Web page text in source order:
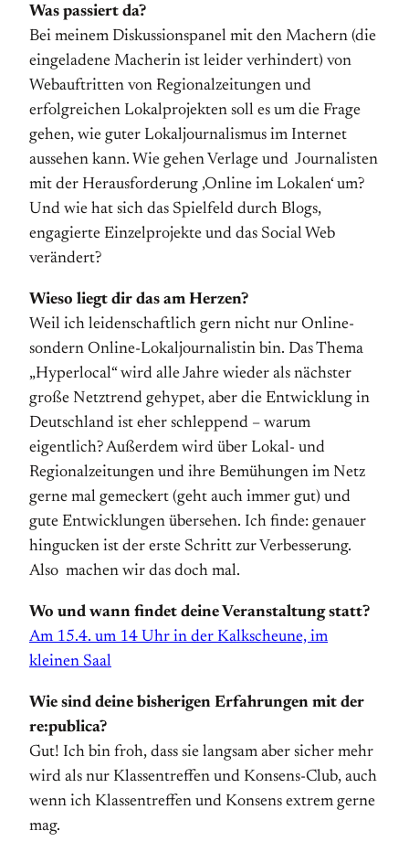
Was passiert da?
Bei meinem Diskussionspanel mit den Machern (die
eingeladene Macherin ist leider verhindert) von
Webauftritten von Regionalzeitungen und
erfolgreichen Lokalprojekten soll es um die Frage
gehen, wie guter Lokaljournalismus im Internet
aussehen kann. Wie gehen Verlage und Journalisten
mit der Heraus­forderung ‚Online im Lokalen‘ um?
Und wie hat sich das Spielfeld durch Blogs,
engagierte Einzelprojekte und das Social Web
verändert?
Wieso liegt dir das am Herzen?
Weil ich leidenschaftlich gern nicht nur Online-
sondern Online-Lokaljournalistin bin. Das Thema
„Hyperlocal“ wird alle Jahre wieder als nächster
große Netztrend ge­hypet, aber die Entwicklung in
Deutschland ist eher schleppend – warum
eigentlich? Außerdem wird über Lokal- und
Regionalzeitungen und ihre Bemühungen im Netz
gerne mal gemeckert (geht auch immer gut) und
gute Entwicklungen übersehen. Ich finde: genauer
hingucken ist der erste Schritt zur Verbesserung.
Also machen wir das doch mal.
Wo und wann findet deine Veranstaltung statt?
Am 15.4. um 14 Uhr in der Kalkscheune, im
kleinen Saal
Wie sind deine bisherigen Erfahrungen mit der
re:publica?
Gut! Ich bin froh, dass sie langsam aber sicher mehr
wird als nur Klassentreffen und Konsens-Club, auch
wenn ich Klassentreffen und Konsens extrem gerne
mag.